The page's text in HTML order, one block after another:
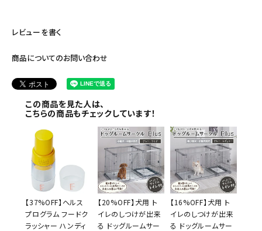
レビューを書く
商品についてのお問い合わせ
この商品を見た人は、
こちらの商品もチェックしています！
【37%OFF】ヘルス
プログラム フードク
ラッシャー ハンディ
【20%OFF】犬用 ト
イレのしつけが出来
る ドッグルームサー
【16%OFF】犬用 ト
イレのしつけが出来
る ドッグルームサー